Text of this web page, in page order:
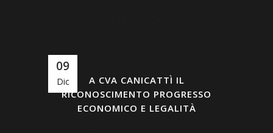
09
Dic
A CVA CANICATTÌ IL
RICONOSCIMENTO PROGRESSO
ECONOMICO E LEGALITÀ